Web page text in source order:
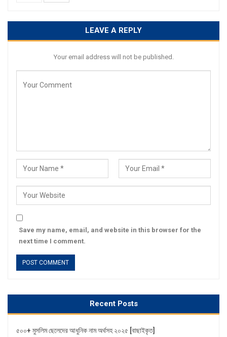
LEAVE A REPLY
Your email address will not be published.
Save my name, email, and website in this browser for the
next time I comment.
Recent Posts
৫০০+ মুসলিম ছেলেদের আধুনিক নাম অর্থসহ ২০২৫ [বাছাইকৃত]